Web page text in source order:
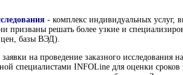
- комплекс индивидуальных услуг,
призваны решать более узкие и
базы ВЭД).
на проведение заказного исследования
специалистами INFOLine для оценки